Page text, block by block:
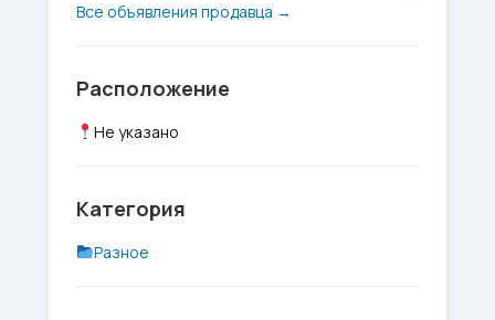
Все объявления продавца →
Расположение
Не указано
Категория
Разное